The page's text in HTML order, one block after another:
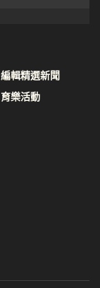
編輯精選新聞
育樂活動